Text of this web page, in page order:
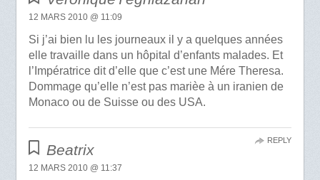
12 MARS 2010 @ 11:09
Si j’ai bien lu les journeaux il y a quelques années
elle travaille dans un hôpital d’enfants malades. Et
l’Impératrice dit d’elle que c’est une Mére Theresa.
Dommage qu’elle n’est pas marièe à un iranien de
Monaco ou de Suisse ou des USA.
Beatrix
12 MARS 2010 @ 11:37
REPLY